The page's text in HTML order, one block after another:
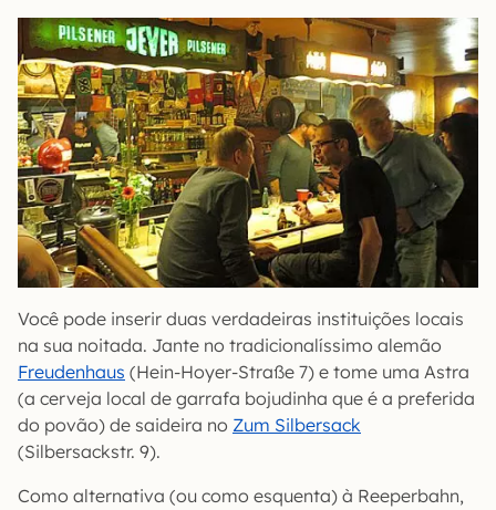
Você pode inserir duas verdadeiras instituições locais
na sua noitada. Jante no tradicionalíssimo alemão
Freudenhaus (Hein-Hoyer-Straße 7) e tome uma Astra
(a cerveja local de garrafa bojudinha que é a preferida
do povão) de saideira no Zum Silbersack
(Silbersackstr. 9).
Como alternativa (ou como esquenta) à Reeperbahn,